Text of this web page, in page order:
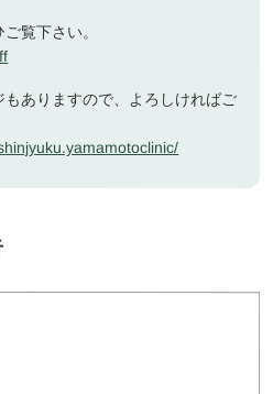
覧下さい。
ありますので、よろしければご